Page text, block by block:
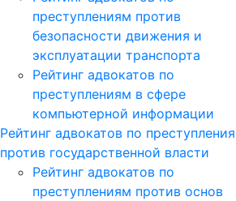
преступлениям против
безопасности движения и
эксплуатации транспорта
Рейтинг адвокатов по
преступлениям в сфере
компьютерной информации
Рейтинг адвокатов по
против государственной власти
Рейтинг адвокатов по
преступлениям против основ